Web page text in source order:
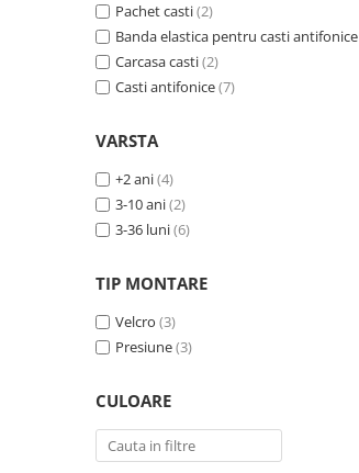
Poarta siguranta copii
Deflectoare pentru aer conditionat
Casti antifonice pentru copii si
Echipament protectie bicicleta si
Accesorii auto copii
Haine & accesorii plaja
Haine plaja / inot
Ochelari de soare
Accesorii plaja
Puericultura mare
Pachet casti(2)
Banda elastica pentru casti antifonice
Carcasa casti(2)
Casti antifonice(7)
VARSTA
+2 ani(4)
3-10 ani(2)
3-36 luni(6)
TIP MONTARE
Velcro (3)
Presiune(3)
CULOARE